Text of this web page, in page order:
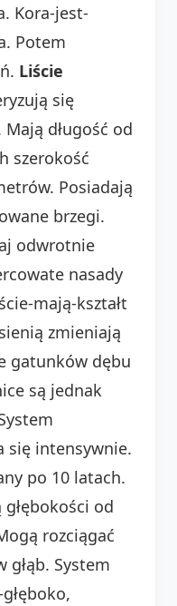
Kora-jest-
Potem
Liście
się
długość od
szerokość
Posiadają
brzegi.
odwrotnie
nasady
mają-kształt
zmieniają
gatunków dębu
są jednak
się intensywnie.
po 10 latach.
głębokości od
rozciągać
głąb. System